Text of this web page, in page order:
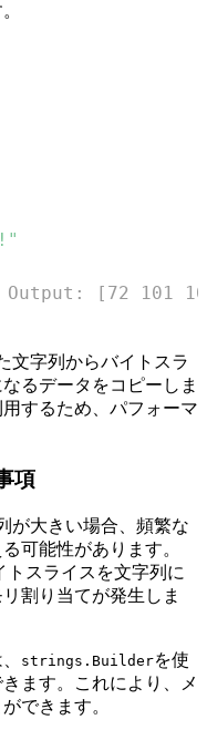
[72 101
文字列からバイトスラ
るデータをコピーしま
するため、パフォーマ
項
が大きい場合、頻繁な
可能性があります。
スライスを文字列に
割り当てが発生しま
strings.Builderを使
ます。これにより、メ
できます。